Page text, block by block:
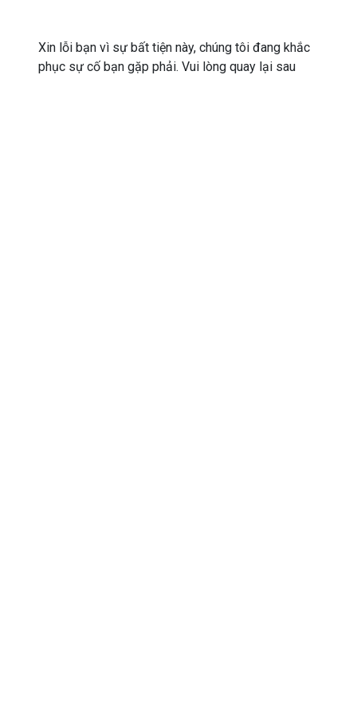
Xin lỗi bạn vì sự bất tiện này, chúng tôi đang khắc
phục sự cố bạn gặp phải. Vui lòng quay lại sau